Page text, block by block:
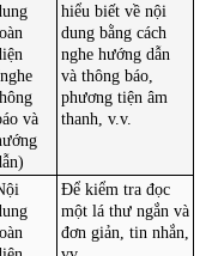
và
hiểu biết về nội
dung bằng cách
nghe hướng dẫn
và thông báo,
phương tiện âm
thanh, v.v.
Để kiểm tra đọc
một lá thư ngắn và
đơn giản, tin nhắn,